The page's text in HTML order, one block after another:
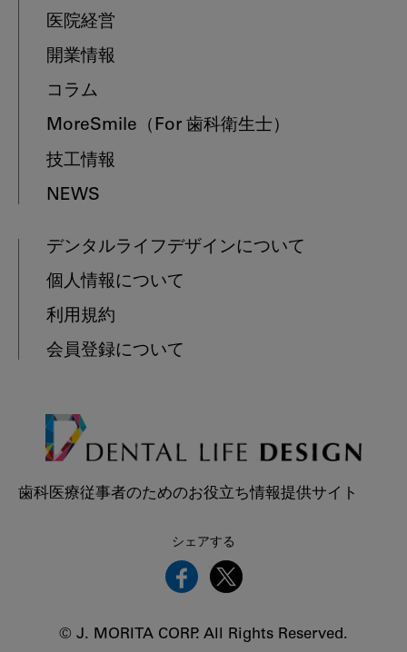
医院経営
開業情報
コラム
MoreSmile （For 歯科衛生士）
技工情報
NEWS
デンタルライフデザインについて
個人情報について
利用規約
会員登録について
歯科医療従事者のためのお役立ち情報提供サイト
シェアする
© J. MORITA CORP. All Rights Reserved.